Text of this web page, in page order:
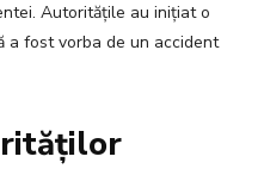
Autoritățile au inițiat o
a fost vorba de un accident